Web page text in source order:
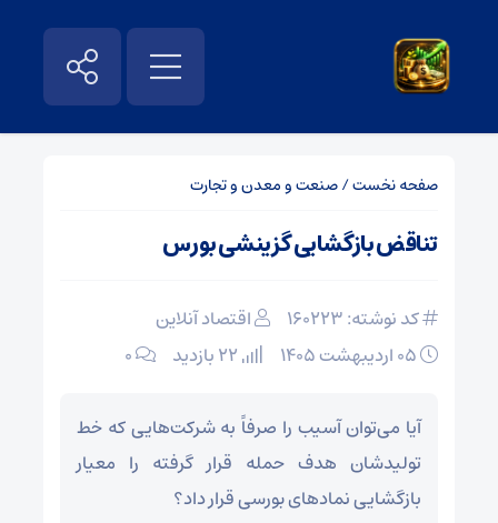
صفحه نخست/صنعت و معدن و تجارت
تناقض بازگشایی گزینشی بورس
کد نوشته: 160223
اقتصاد آنلاین
۰
آیا می‌توان آسیب را صرفاً به شرکت‌هایی که خط
تولیدشان هدف حمله قرار گرفته را معیار
بازگشایی نمادهای بورسی قرار داد؟